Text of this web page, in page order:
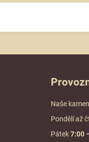
Naše
Pondělí až
Pátek7:00